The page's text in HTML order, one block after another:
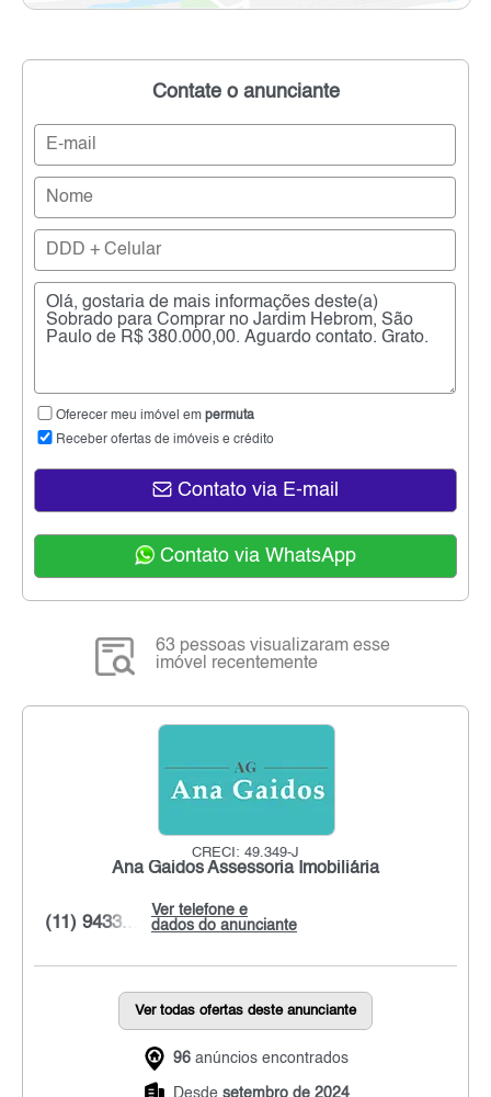
Contate o anunciante
Oferecer meu imóvel em permuta
Receber ofertas de imóveis e crédito
Contato via E-mail
Contato via WhatsApp
63 pessoas visualizaram esse
imóvel recentemente
CRECI: 49.349-J
Ana Gaidos Assessoria Imobiliária
Ver telefone e
dados do anunciante
(11) 9433...
Ver todas ofertas deste anunciante
96 anúncios encontrados
Desde setembro de 2024